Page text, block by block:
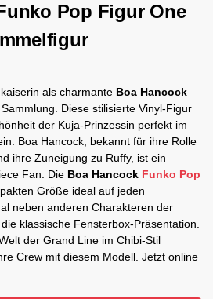
Pop Figur One
als charmante Boa Hancock
Diese stilisierte Vinyl-Figur
der Kuja-Prinzessin perfekt im
Boa Hancock, bekannt für ihre Rolle
ihre Zuneigung zu Ruffy, ist ein
Fan. Die Boa Hancock Funko Pop
Größe ideal auf jeden
neben anderen Charakteren der
klassische Fensterbox-Präsentation.
der Grand Line im Chibi-Stil
Crew mit diesem Modell. Jetzt online